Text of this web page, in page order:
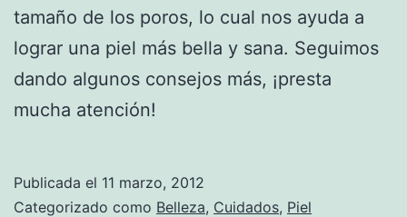
tamaño de los poros, lo cual nos ayuda a
lograr una piel más bella y sana. Seguimos
dando algunos consejos más, ¡presta
mucha atención!
Publicada el 11 marzo, 2012
Categorizado como Belleza, Cuidados, Piel